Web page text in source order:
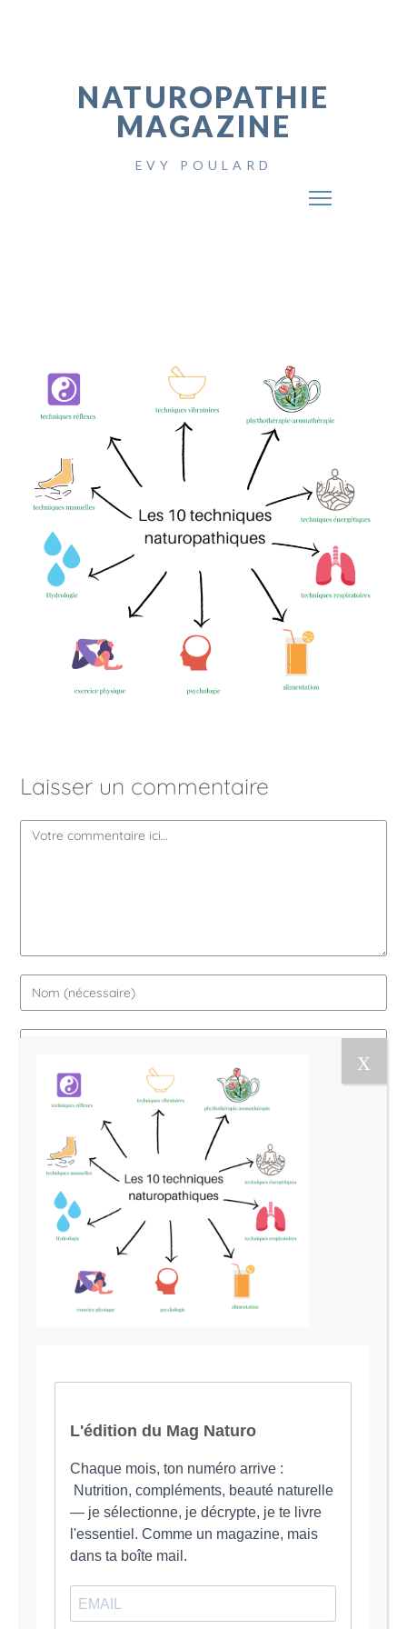
NATUROPATHIE
MAGAZINE
EVY POULARD
Laisser un commentaire
Le Magazine Naturo
Je suis Evy, Naturopathe spécialisée dans
l’accompagnement des femmes en préménopause et
ménopause